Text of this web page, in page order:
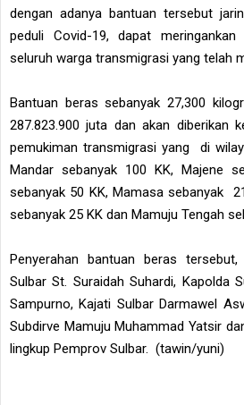
dengan adanya bantuan tersebut
peduli Covid-19, dapat
seluruh warga transmigrasi yang telah
Bantuan beras sebanyak 27,300
287.823.900 juta dan akan diberikan
pemukiman transmigrasi yang di
Mandar sebanyak 100 KK, Majene
sebanyak 50 KK, Mamasa sebanyak
sebanyak 25 KK dan Mamuju Tengah
Penyerahan bantuan beras tersebut,
Sulbar St. Suraidah Suhardi, Kapolda
Sampurno, Kajati Sulbar Darmawel
Subdirve Mamuju Muhammad Yatsir
lingkup Pemprov Sulbar. (tawin/yuni)